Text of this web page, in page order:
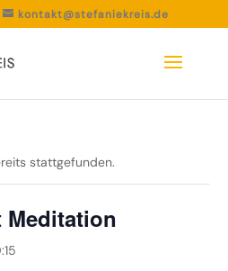
kontakt@stefaniekreis.de
stattgefunden.